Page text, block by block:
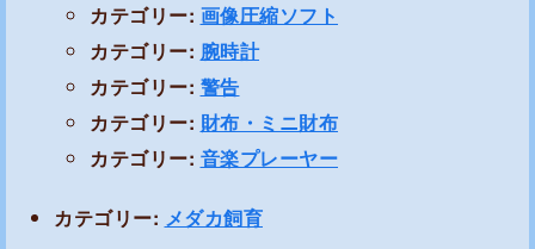
カテゴリー: 画像圧縮ソフト
カテゴリー: 腕時計
カテゴリー: 警告
カテゴリー: 財布・ミニ財布
カテゴリー: 音楽プレーヤー
カテゴリー: メダカ飼育